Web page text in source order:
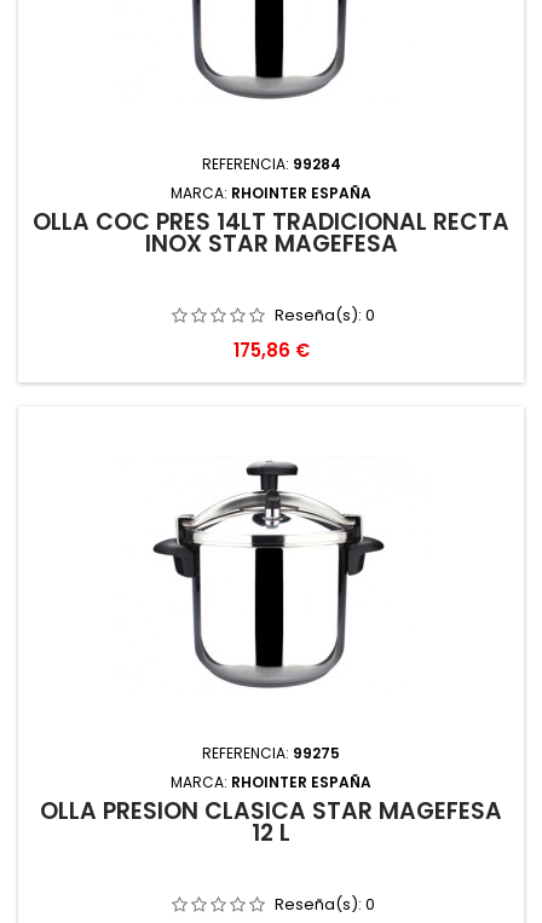
REFERENCIA: 99284
MARCA: RHOINTER ESPAÑA
OLLA COC PRES 14LT TRADICIONAL RECTA
INOX STAR MAGEFESA
Reseña(s): 0
Precio
175,86 €
REFERENCIA: 99275
MARCA: RHOINTER ESPAÑA
OLLA PRESION CLASICA STAR MAGEFESA
12 L
Reseña(s): 0